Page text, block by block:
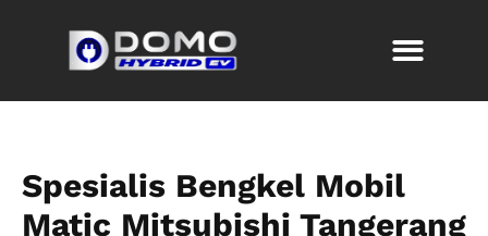
Spesialis Bengkel Mobil
Matic Mitsubishi Tangerang